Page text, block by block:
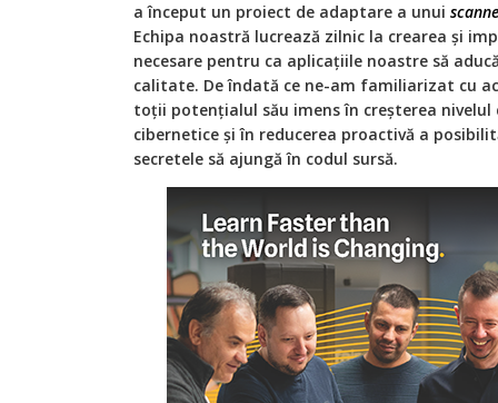
a început un proiect de adaptare a unui
Echipa noastră lucrează zilnic la crearea și
necesare pentru ca aplicațiile noastre să
calitate. De îndată ce ne-am familiarizat cu
toții potențialul său imens în creșterea
cibernetice și în reducerea proactivă a
secretele să ajungă în codul sursă.